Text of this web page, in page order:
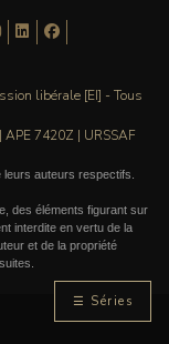
☰ Séries
libérale [EI] - Tous
7420Z | URSSAF
auteurs respectifs.
des éléments figurant sur
interdite en vertu de la
et de la propriété